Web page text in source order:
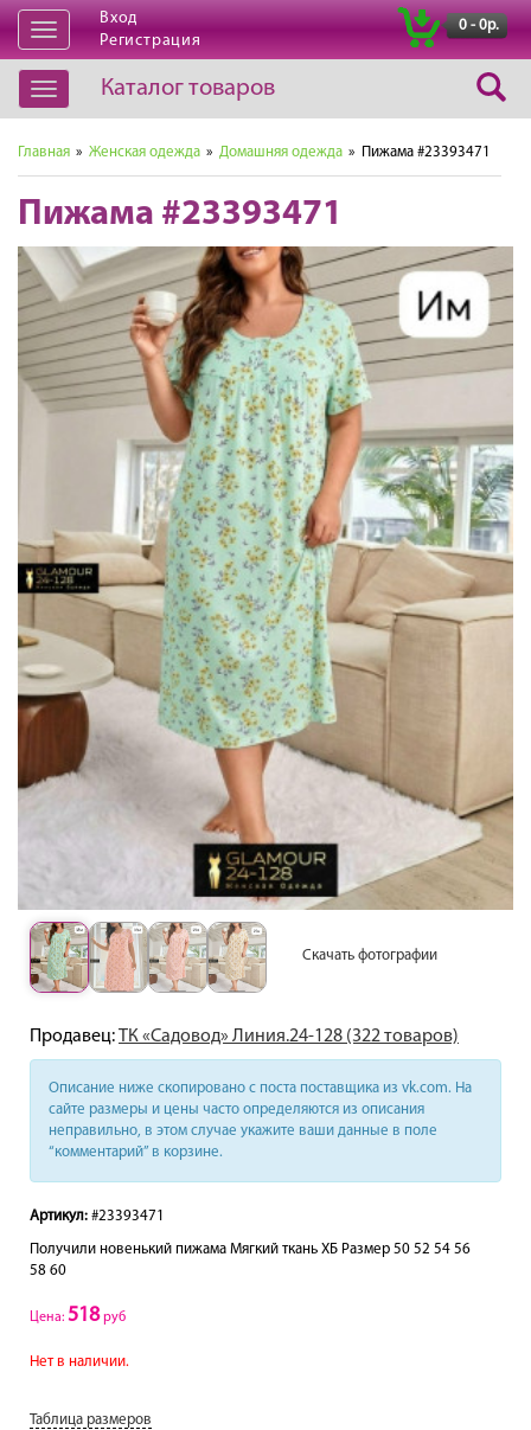
Открыть
навигацию
Вход
Регистрация
0 - 0р.
Открыть
навигацию
Каталог товаров
Главная » Женская одежда » Домашняя одежда » Пижама #23393471
Пижама #23393471
Скачать фотографии
Продавец:ТК «Садовод» Линия.24-128 (322 товаров)
Описание ниже скопировано с поста поставщика из vk.com. На
сайте размеры и цены часто определяются из описания
неправильно, в этом случае укажите ваши данные в поле
“комментарий” в корзине.
Артикул: #23393471
Получили новенький пижама Мягкий ткань ХБ Размер 50 52 54 56
58 60
Цена: 518руб
Нет в наличии.
Таблица размеров